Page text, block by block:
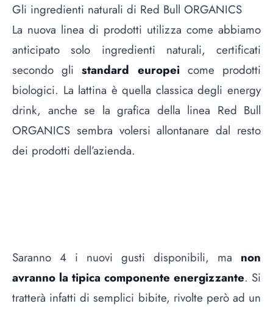
Gli ingredienti naturali di Red Bull ORGANICS
La nuova linea di prodotti utilizza come abbiamo
anticipato solo ingredienti naturali, certificati
secondo glistandard europeicome prodotti
biologici. La lattina è quella classica degli energy
drink, anche se la grafica della linea Red Bull
ORGANICS sembra volersi allontanare dal resto
dei prodotti dell’azienda.
Saranno 4 i nuovi gusti disponibili, ma non
avranno la tipica componente energizzante. Si
tratterà infatti di semplici bibite, rivolte però ad un